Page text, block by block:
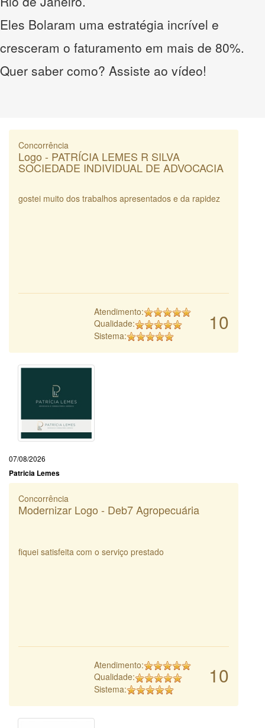
Eles Bolaram uma estratégia incrível e
cresceram o faturamento em mais de 80%.
Quer saber como? Assiste ao vídeo!
Concorrência
Logo - PATRÍCIA LEMES R SILVA
SOCIEDADE INDIVIDUAL DE ADVOCACIA
gostei muito dos trabalhos apresentados e da rapidez
10
Atendimento:
Qualidade:
Sistema:
07/08/2026
Patricia Lemes
Concorrência
Modernizar Logo - Deb7 Agropecuária
fiquei satisfeita com o serviço prestado
10
Atendimento:
Qualidade:
Sistema: